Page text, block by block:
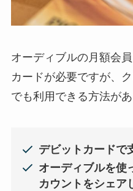
オーディブルの月額会
カードが必要ですが、
でも利用できる方法があ
デビットカードで
オーディブルを使
カウントをシェア